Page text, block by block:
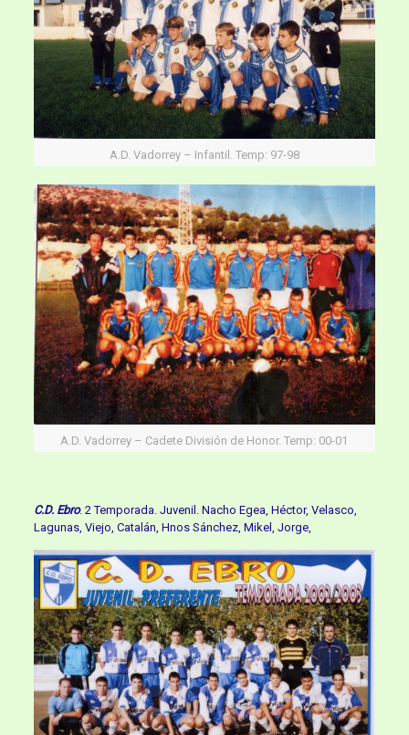
A.D. Vadorrey – Infantil. Temp: 97-98
A.D. Vadorrey – Cadete División de Honor. Temp: 00-01
C.D. Ebro. 2 Temporada. Juvenil. Nacho Egea, Héctor, Velasco,
Lagunas, Viejo, Catalán, Hnos Sánchez, Mikel, Jorge,